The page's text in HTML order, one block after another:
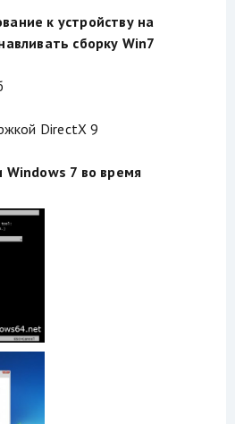
к устройству на
сборку Win7
DirectX 9
Windows 7 во время